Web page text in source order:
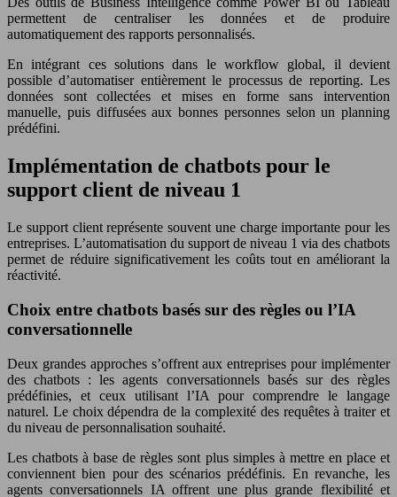
permettent de centraliser les données et de produire
automatiquement des rapports personnalisés.
En intégrant ces solutions dans le workflow global, il devient
possible d’automatiser entièrement le processus de reporting. Les
données sont collectées et mises en forme sans intervention
manuelle, puis diffusées aux bonnes personnes selon un planning
prédéfini.
Implémentation de chatbots pour le
support client de niveau 1
Le support client représente souvent une charge importante pour les
entreprises. L’automatisation du support de niveau 1 via des chatbots
permet de réduire significativement les coûts tout en améliorant la
réactivité.
Choix entre chatbots basés sur des règles ou l’IA
conversationnelle
Deux grandes approches s’offrent aux entreprises pour implémenter
des chatbots : les agents conversationnels basés sur des règles
prédéfinies, et ceux utilisant l’IA pour comprendre le langage
naturel. Le choix dépendra de la complexité des requêtes à traiter et
du niveau de personnalisation souhaité.
Les chatbots à base de règles sont plus simples à mettre en place et
conviennent bien pour des scénarios prédéfinis. En revanche, les
agents conversationnels IA offrent une plus grande flexibilité et